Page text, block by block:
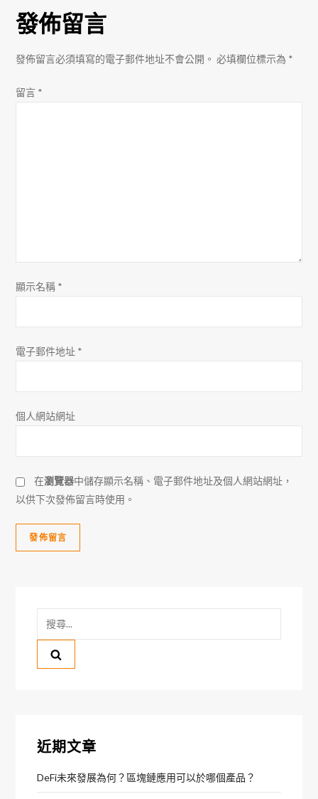
數
覽
發佈留言
發佈留言必須填寫的電子郵件地址不會公開。 必填欄位標示為 *
留言 *
顯示名稱 *
電子郵件地址 *
個人網站網址
在瀏覽器中儲存顯示名稱、電子郵件地址及個人網站網址，
以供下次發佈留言時使用。
鍵
近期文章
DeFi未來發展為何？區塊鏈應用可以於哪個產品？